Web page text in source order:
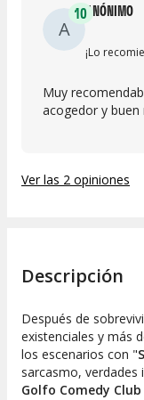
A
10ANÓNIMO
¡Lo
Muy
acogedor y
Ver las 2 opiniones
Descripción
Después de
existenciales y más
los escenarios con "
sarcasmo, verdades
Golfo Comedy